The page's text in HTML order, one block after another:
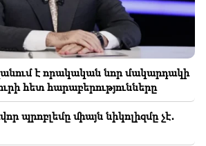
ում են քարտերը
փոփոխություն և նոր
ժամանակ ջուր չի լինելու
է որակական նոր մակարդակի
հետ հարաբերությունները
պրոբլեմը միայն նիկոլիզմը չէ․